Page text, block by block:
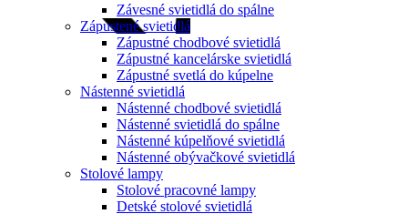
Závesné svietidlá do spálne
Zápustené svietidlá
Zápustné chodbové svietidlá
Zápustné kancelárske svietidlá
Zápustné svetlá do kúpelne
Nástenné svietidlá
Nástenné chodbové svietidlá
Nástenné svietidlá do spálne
Nástenné kúpelňové svietidlá
Nástenné obývačkové svietidlá
Stolové lampy
Stolové pracovné lampy
Detské stolové svietidlá